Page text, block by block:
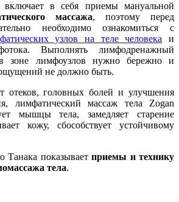
в себя приемы мануальной
массажа, поэтому перед
необходимо ознакомиться с
узлов на теле человека и
Выполнять лимфодренажный
зоне лимфоузлов нужно бережно и
не должно быть.
отеков, головных болей и улучшения
лимфатический массаж тела Zogan
мышцы тела, замедляет старение
кожу, сбособствует устойчивому
показывает приемы и технику
тела.